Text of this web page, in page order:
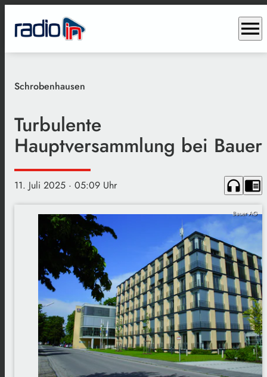
menu
Schrobenhausen
Turbulente
Hauptversammlung bei Bauer
11. Juli 2025 · 05:09 Uhr headphones chrome_reader_mode
Bauer AG